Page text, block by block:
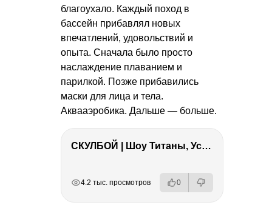
благоухало. Каждый поход в
бассейн прибавлял новых
впечатлений, удовольствий и
опыта. Сначала было просто
наслаждение плаванием и
парилкой. Позже прибавились
маски для лица и тела.
Аквааэробика. Дальше — больше.
СКУЛБОЙ | Шоу Титаны, Усейн Болт, Ларрат, Зашквар!
4.2 тыс. просмотров 0